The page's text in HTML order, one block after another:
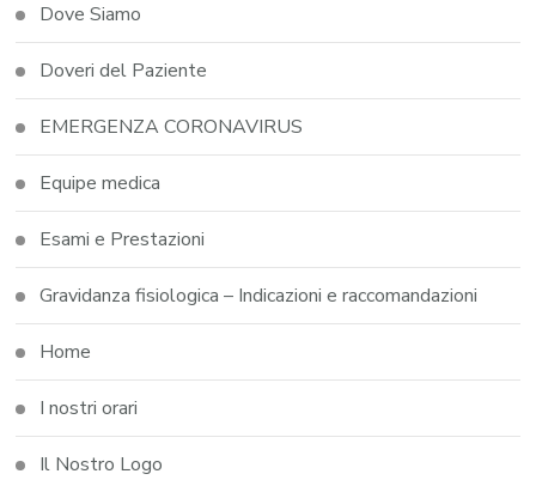
Dove Siamo
Doveri del Paziente
EMERGENZA CORONAVIRUS
Equipe medica
Esami e Prestazioni
Gravidanza fisiologica – Indicazioni e raccomandazioni
Home
I nostri orari
Il Nostro Logo